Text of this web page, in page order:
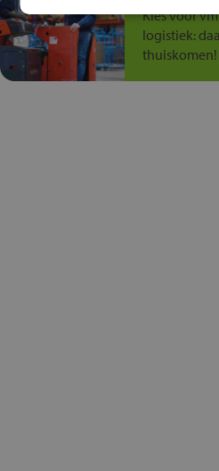
Kies voor
logistiek:
thuiskomen!